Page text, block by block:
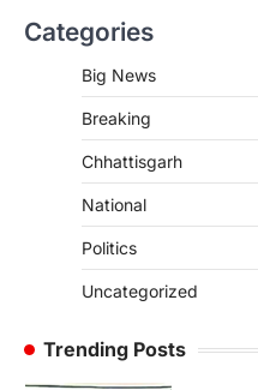
Categories
Big News
Breaking
Chhattisgarh
National
Politics
Uncategorized
Trending Posts
जशपुर जिले
CG:
बनाने की